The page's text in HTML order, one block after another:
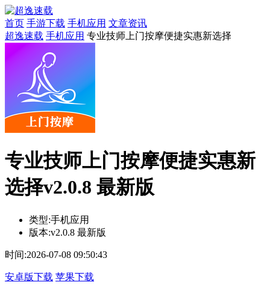
首页 手游下载 手机应用 文章资讯
超逸速载 手机应用 专业技师上门按摩便捷实惠新选择
专业技师上门按摩便捷实惠新
选择v2.0.8 最新版
类型:手机应用
版本:v2.0.8 最新版
时间:2026-07-08 09:50:43
安卓版下载 苹果下载